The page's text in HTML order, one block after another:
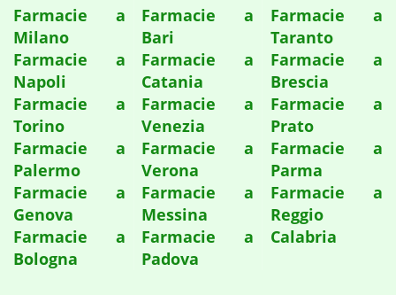
Farmacie a
Milano
Farmacie a
Napoli
Farmacie a
Torino
Farmacie a
Palermo
Farmacie a
Genova
Farmacie a
Bologna
Farmacie a
Bari
Farmacie a
Catania
Farmacie a
Venezia
Farmacie a
Verona
Farmacie a
Messina
Farmacie a
Padova
Farmacie a
Taranto
Farmacie a
Brescia
Farmacie a
Prato
Farmacie a
Parma
Farmacie a
Reggio
Calabria